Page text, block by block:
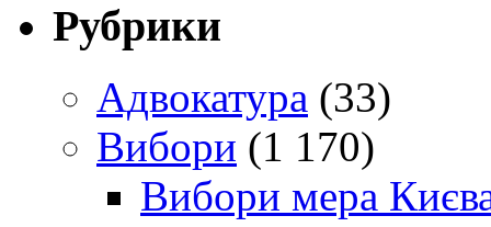
Рубрики
Адвокатура (33)
Вибори (1 170)
Вибори мера